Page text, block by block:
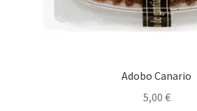
Adobo Canario
5,00 €